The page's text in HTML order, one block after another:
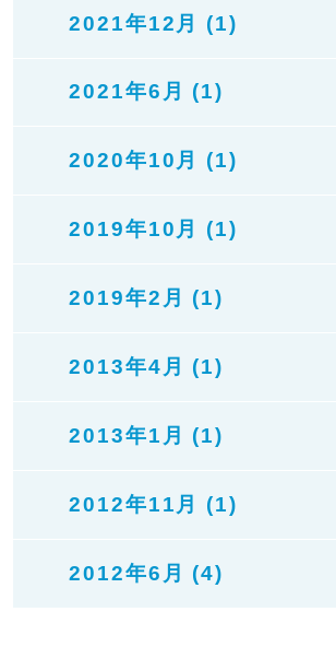
2021年12月 (1)
2021年6月 (1)
2020年10月 (1)
2019年10月 (1)
2019年2月 (1)
2013年4月 (1)
2013年1月 (1)
2012年11月 (1)
2012年6月 (4)